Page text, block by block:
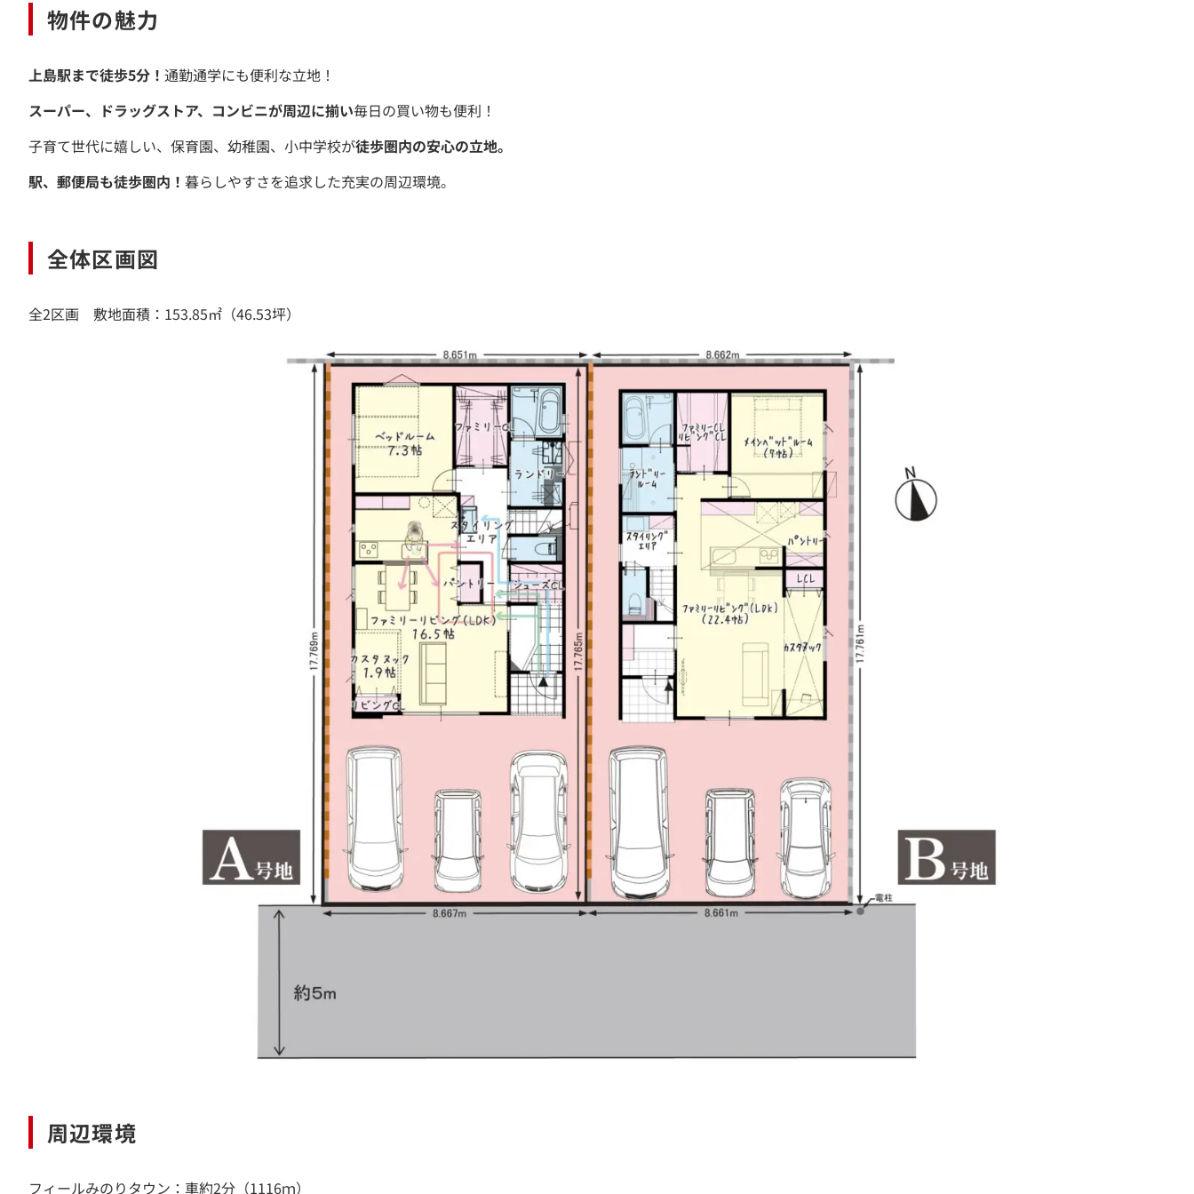
物件の魅力
上島駅まで徒歩5分！ 通勤通学にも便利な立地！
スーパー、ドラッグストア、コンビニが周辺に揃い毎日の買い物も便利！
子育て世代に嬉しい、保育園、幼稚園、小中学校が徒歩圏内の安心の立地。
駅、郵便局も徒歩圏内！ 暮らしやすさを追求した充実の周辺環境。
全体区画図
全2区画 敷地面積：153.85㎡（46.53坪）
周辺環境
フィールみのりタウン：車約2分（1116ｍ）